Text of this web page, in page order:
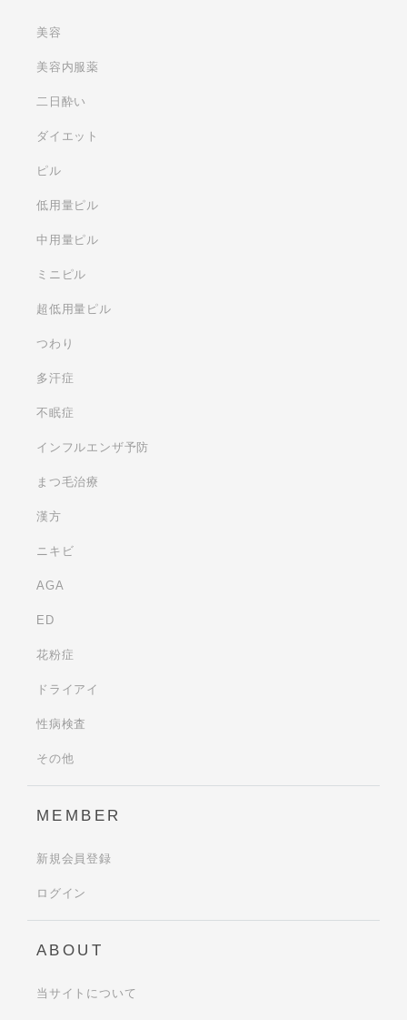
美容
美容内服薬
二日酔い
ダイエット
ピル
低用量ピル
中用量ピル
ミニピル
超低用量ピル
つわり
多汗症
不眠症
インフルエンザ予防
まつ毛治療
漢方
ニキビ
AGA
ED
花粉症
ドライアイ
性病検査
その他
MEMBER
新規会員登録
ログイン
ABOUT
当サイトについて